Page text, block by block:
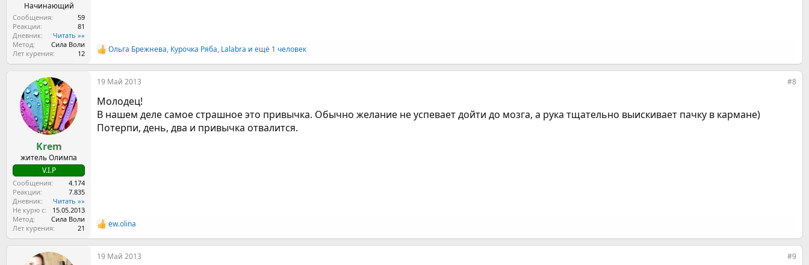
Начинающий
Сообщения
59
Реакции
81
Дневник
Читать »»
Метод
Сила Воли
Лет курения
12
Р
е
а
к
и
и
:
Ольга Брежнева, Курочка Ряба, Lalabra и ещё 1 человек
Krem
житель Олимпа
V.I.P
Сообщения
4.174
Реакции
7.835
Дневник
Читать »»
Не курю с
15.05.2013
Метод
Сила Воли
Лет курения
21
19 Май 2013 #8
Молодец!
В нашем деле самое страшное это привычка. Обычно желание не успевает дойти до мозга, а рука тщательно выискивает пачку в кармане)
Потерпи, день, два и привычка отвалится.
Р
е
а
к
ew.olina
19 Май 2013 #9